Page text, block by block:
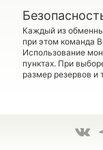
Каждый из
при этом команда
Использование
пунктах. При
размер резервов и